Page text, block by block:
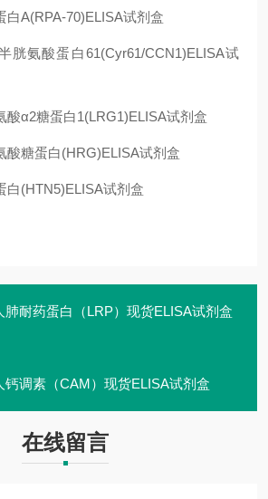
白A(RPA-70)ELISA试剂盒
胱氨酸蛋白61(Cyr61/CCN1)ELISA试
酸α2糖蛋白1(LRG1)ELISA试剂盒
酸糖蛋白(HRG)ELISA试剂盒
白(HTN5)ELISA试剂盒
肺耐药蛋白（LRP）现货ELISA试剂盒
钙调素（CAM）现货ELISA试剂盒
在线留言